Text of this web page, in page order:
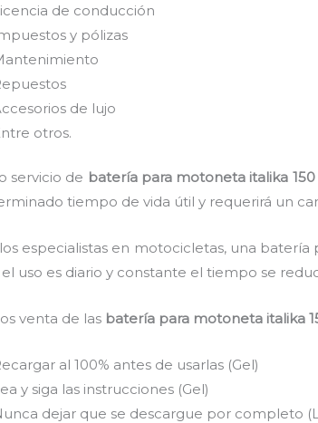
de conducción
y pólizas
de lujo
otros.
servicio de batería para motoneta italika
tiempo de vida útil y requerirá un
especialistas en motocicletas, una
el uso es diario y constante el tiempo se
venta de las batería para motoneta italika
al 100% antes de usarlas (Gel)
y siga las instrucciones (Gel)
dejar que se descargue por completo